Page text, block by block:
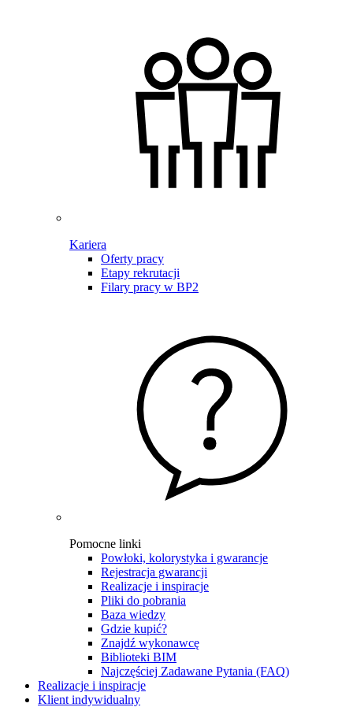
Kariera
Oferty pracy
Etapy rekrutacji
Filary pracy w BP2
Pomocne linki
Powłoki, kolorystyka i gwarancje
Rejestracja gwarancji
Realizacje i inspiracje
Pliki do pobrania
Baza wiedzy
Gdzie kupić?
Znajdź wykonawcę
Biblioteki BIM
Najczęściej Zadawane Pytania (FAQ)
Realizacje i inspiracje
Klient indywidualny